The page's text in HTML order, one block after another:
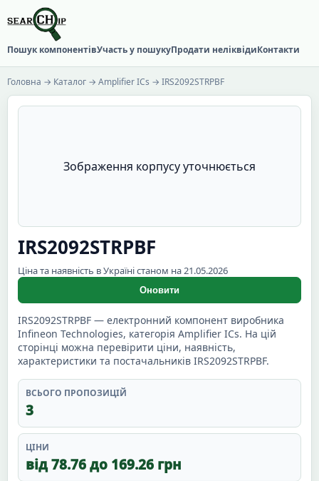
Пошук компонентівУчасть у пошукуПродати неліквідиКонтакти
Головна → Каталог → Amplifier ICs → IRS2092STRPBF
Зображення корпусу уточнюється
IRS2092STRPBF
Ціна та наявність в Україні станом на 21.05.2026
Оновити
IRS2092STRPBF — електронний компонент виробника
Infineon Technologies, категорія Amplifier ICs. На цій
сторінці можна перевірити ціни, наявність,
характеристики та постачальників IRS2092STRPBF.
ВСЬОГО ПРОПОЗИЦІЙ
3
ЦІНИ
від 78.76 до 169.26 грн